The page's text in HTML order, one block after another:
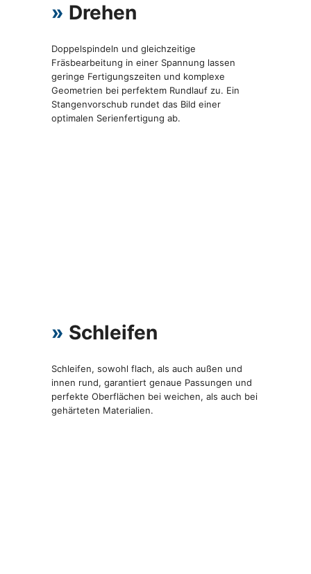
» Drehen
Doppelspindeln und gleichzeitige
Fräsbearbeitung in einer Spannung lassen
geringe Fertigungszeiten und komplexe
Geometrien bei perfektem Rundlauf zu. Ein
Stangenvorschub rundet das Bild einer
optimalen Serienfertigung ab.
» Schleifen
Schleifen, sowohl flach, als auch außen und
innen rund, garantiert genaue Passungen und
perfekte Oberflächen bei weichen, als auch bei
gehärteten Materialien.